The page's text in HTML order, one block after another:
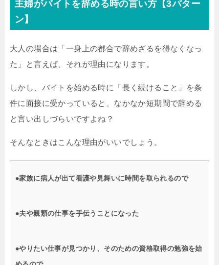
主婦がバイトを辞める時の言い方【3パター
ン】
大人の場合は「一身上の都合で辞めざるを得なくなっ
た」と言えば、それが理由になります。
しかし、バイトを始める時に「長く続けること」を条
件に面接に受かっていると、なかなか短期間で辞める
と言い出しづらいですよね？
そんなときはこんな理由がいいでしょう。
●家族に病人が出て看護や見舞いに時間を取られるので
●夫や親類の仕事を手伝うことになった
●やりたい仕事が見つかり、そのための資格取得の勉強を始